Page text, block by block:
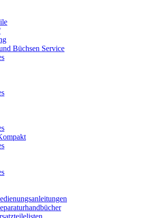
Büchsen Service